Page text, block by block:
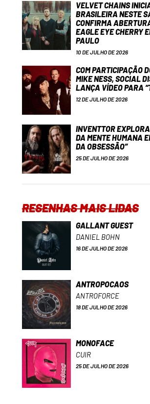
VELVET CHAINS
BRASILEIRA NESTE
CONFIRMA
EAGLE EYE CHERRY
PAULO
10 DE JULHO DE 2026
COM PARTICIPAÇÃO
MIKE NESS, SOCIAL
LANÇA VÍDEO PARA
12 DE JULHO DE 2026
INVENTTOR
DA MENTE HUMANA
DA OBSESSÃO”
25 DE JULHO DE 2026
RESENHAS MAIS LIDAS
GALLANT GUEST
DANIEL BOHN
16 DE JULHO DE 2026
ANTROPOCAOS
ANTROFORCE
18 DE JULHO DE 2026
MONOFACE
CUIR
25 DE JULHO DE 2026